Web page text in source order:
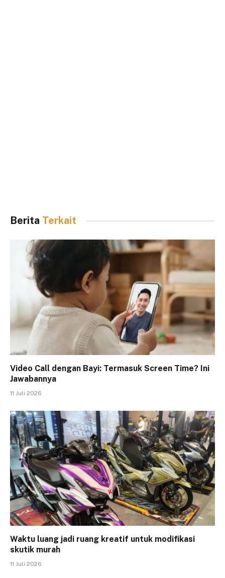
Berita Terkait
Video Call dengan Bayi: Termasuk Screen Time? Ini
Jawabannya
11 Juli 2026
Waktu luang jadi ruang kreatif untuk modifikasi
skutik murah
11 Juli 2026